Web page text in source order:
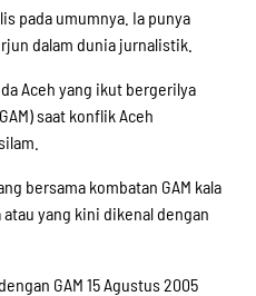
pada umumnya. Ia punya
dalam dunia jurnalistik.
Aceh yang ikut bergerilya
saat konflik Aceh
bersama kombatan GAM kala
yang kini dikenal dengan
GAM 15 Agustus 2005